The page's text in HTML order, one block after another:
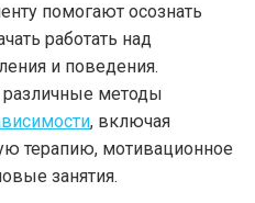
помогают осознать
работать над
и поведения.
методы
, включая
терапию, мотивационное
занятия.